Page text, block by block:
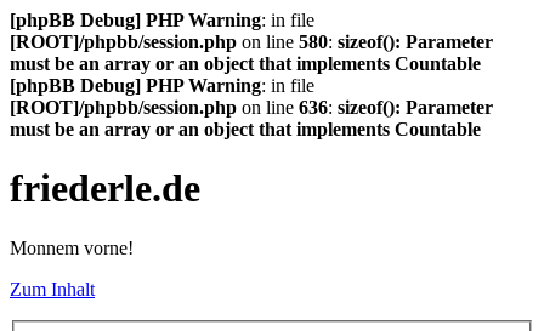
[phpBB Debug] PHP Warning: in file
[ROOT]/phpbb/session.php on line 580: sizeof(): Parameter
must be an array or an object that implements Countable
[phpBB Debug] PHP Warning: in file
[ROOT]/phpbb/session.php on line 636: sizeof(): Parameter
must be an array or an object that implements Countable
friederle.de
Monnem vorne!
Zum Inhalt